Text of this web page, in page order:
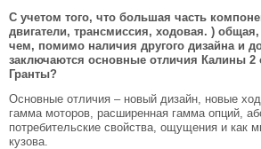
С учетом того, что большая часть
двигатели, трансмиссия, ходовая. )
чем, помимо наличия другого дизайна и
заключаются основные отличия Калины 2
Гранты?
Основные отличия – новый дизайн, новые
гамма моторов, расширенная гамма опций,
потребительские свойства, ощущения и как
кузова.